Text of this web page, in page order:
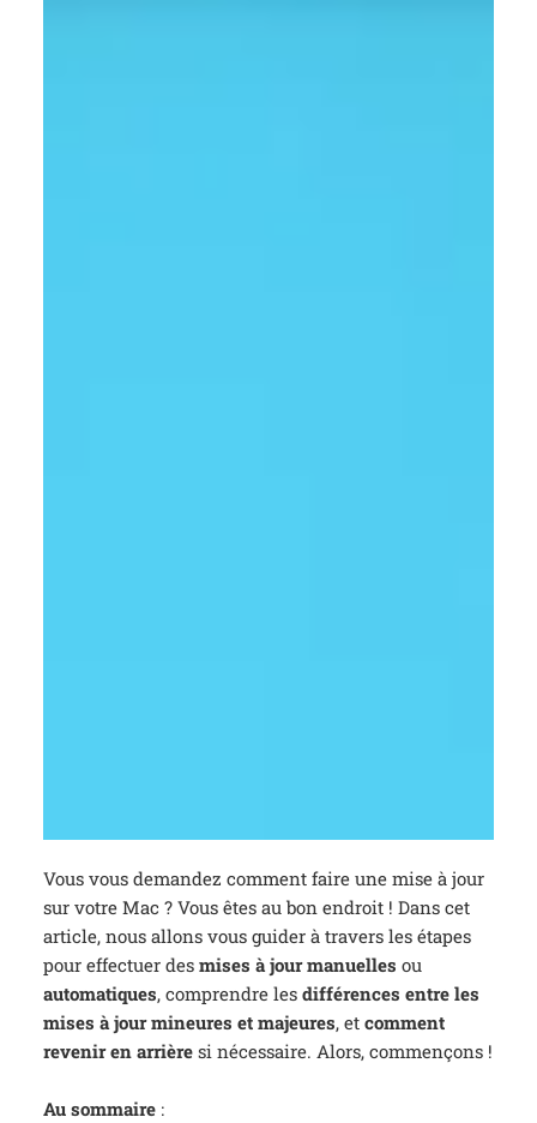
Vous vous demandez comment faire une mise à jour
sur votre Mac ? Vous êtes au bon endroit ! Dans cet
article, nous allons vous guider à travers les étapes
pour effectuer des mises à jour manuelles ou
automatiques, comprendre les différences entre les
mises à jour mineures et majeures, et comment
revenir en arrièresi nécessaire. Alors, commençons !
Au sommaire: